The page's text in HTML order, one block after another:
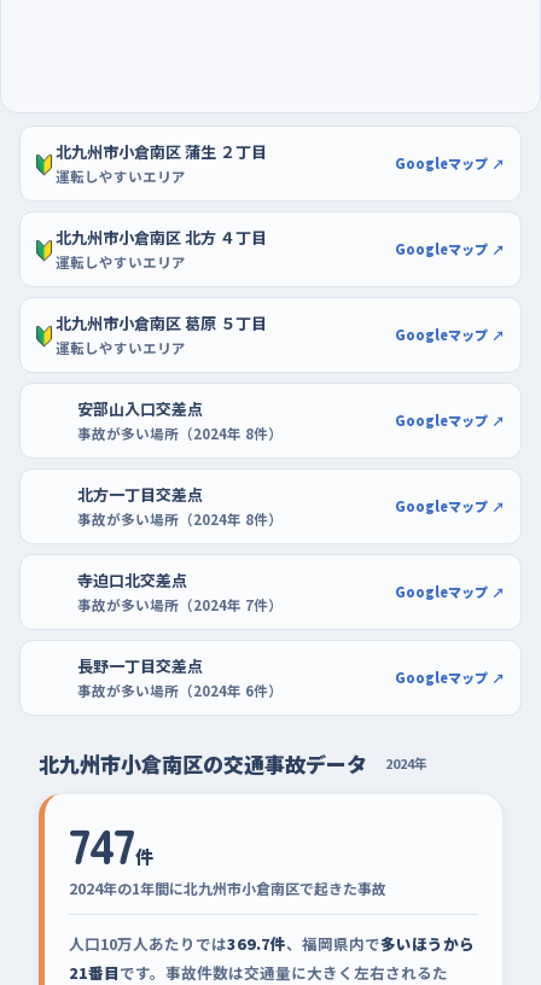
北九州市小倉南区 蒲生 ２丁目
運転しやすいエリア
Googleマップ ↗
北九州市小倉南区 北方 ４丁目
運転しやすいエリア
Googleマップ ↗
北九州市小倉南区 葛原 ５丁目
運転しやすいエリア
Googleマップ ↗
安部山入口交差点
事故が多い場所（2024年 8件）
Googleマップ ↗
北方一丁目交差点
事故が多い場所（2024年 8件）
Googleマップ ↗
寺迫口北交差点
事故が多い場所（2024年 7件）
Googleマップ ↗
長野一丁目交差点
事故が多い場所（2024年 6件）
Googleマップ ↗
北九州市小倉南区の交通事故データ 2024年
747件
2024年の1年間に北九州市小倉南区で起きた事故
人口10万人あたりでは369.7件、福岡県内で多いほうから
21番目です。事故件数は交通量に大きく左右されるた